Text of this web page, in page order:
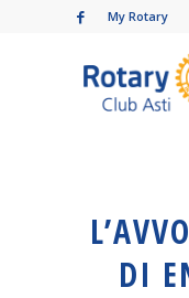
My Rotary
DI